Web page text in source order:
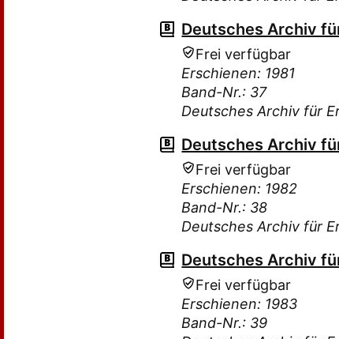
Deutsches Archiv
Frei verfügbar
Erschienen: 1981
Band-Nr.: 37
Deutsches Archiv für
Deutsches Archiv
Frei verfügbar
Erschienen: 1982
Band-Nr.: 38
Deutsches Archiv für
Deutsches Archiv
Frei verfügbar
Erschienen: 1983
Band-Nr.: 39